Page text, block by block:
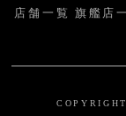
店舗一覧 旗艦店